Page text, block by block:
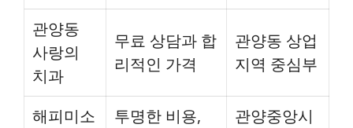
관양동
사랑의
치과
무료 상담과 합
리적인 가격
관양동 상업
지역 중심부
해피미소
투명한 비용,
관양중앙시